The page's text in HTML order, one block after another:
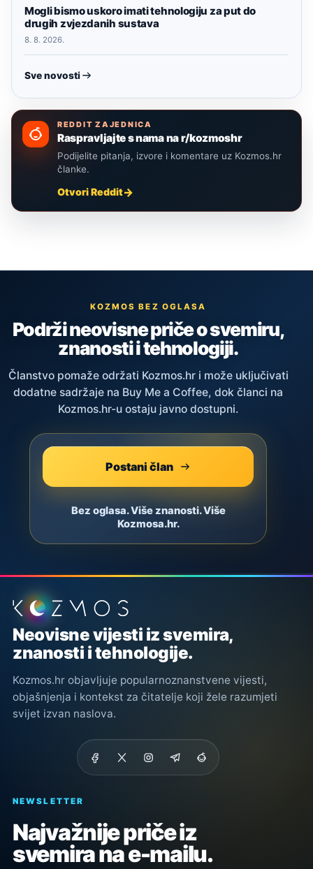
Mogli bismo uskoro imati tehnologiju za put do
drugih zvjezdanih sustava
8. 8. 2026.
Sve novosti
REDDIT ZAJEDNICA
Raspravljajte s nama na r/kozmoshr
Podijelite pitanja, izvore i komentare uz Kozmos.hr
članke.
Otvori Reddit
KOZMOS BEZ OGLASA
Podrži neovisne priče o svemiru,
znanosti i tehnologiji.
Članstvo pomaže održati Kozmos.hr i može uključivati
dodatne sadržaje na Buy Me a Coffee, dok članci na
Kozmos.hr-u ostaju javno dostupni.
Postani član
Bez oglasa. Više znanosti. Više
Kozmosa.hr.
Podnožje stranice
Neovisne vijesti iz svemira,
znanosti i tehnologije.
Kozmos.hr objavljuje popularnoznanstvene vijesti,
objašnjenja i kontekst za čitatelje koji žele razumjeti
svijet izvan naslova.
NEWSLETTER
Najvažnije priče iz
svemira na e-mailu.